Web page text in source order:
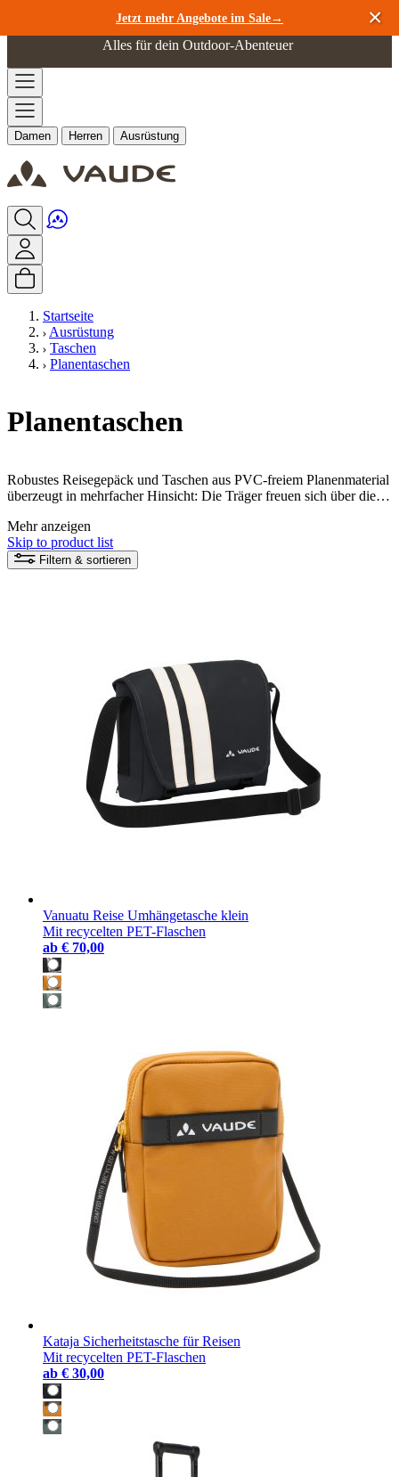
Jetzt mehr Angebote im Sale→
Zum Inhalt springen
Alles für dein Outdoor-Abenteuer
Damen Herren Ausrüstung
Startseite
Ausrüstung
Taschen
Planentaschen
Planentaschen
Robustes Reisegepäck und Taschen aus PVC-freiem Planenmaterial
überzeugt in mehrfacher Hinsicht: Die Träger freuen sich über die
modernes Design und das obendrein umweltschonendes Material.
Mehr anzeigen
Skip to product list
Filtern & sortieren
Vanuatu Reise Umhängetasche klein
Mit recycelten PET-Flaschen
ab € 70,00
Kataja Sicherheitstasche für Reisen
Mit recycelten PET-Flaschen
ab € 30,00